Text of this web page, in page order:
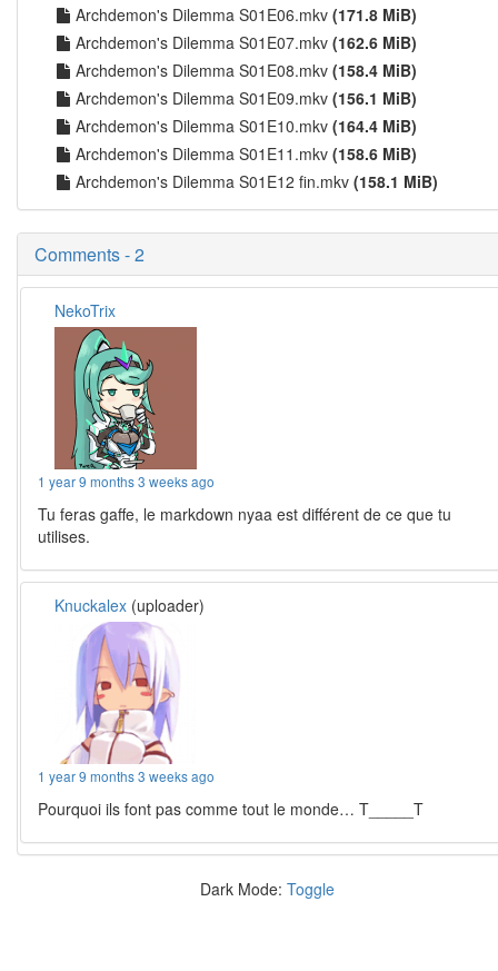
Archdemon's Dilemma S01E06.mkv (171.8 MiB)
Archdemon's Dilemma S01E07.mkv (162.6 MiB)
Archdemon's Dilemma S01E08.mkv (158.4 MiB)
Archdemon's Dilemma S01E09.mkv (156.1 MiB)
Archdemon's Dilemma S01E10.mkv (164.4 MiB)
Archdemon's Dilemma S01E11.mkv (158.6 MiB)
Archdemon's Dilemma S01E12 fin.mkv (158.1 MiB)
Comments - 2
NekoTrix
1 year 9 months 3 weeks ago
Tu feras gaffe, le markdown nyaa est différent de ce que tu
utilises.
Knuckalex (uploader)
1 year 9 months 3 weeks ago
Pourquoi ils font pas comme tout le monde… T_____T
Dark Mode: Toggle